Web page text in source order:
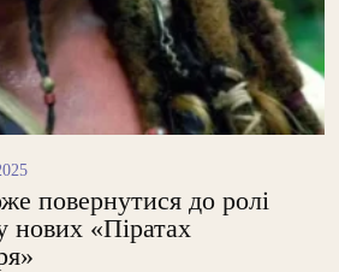
повернутися до ролі
нових «Піратах